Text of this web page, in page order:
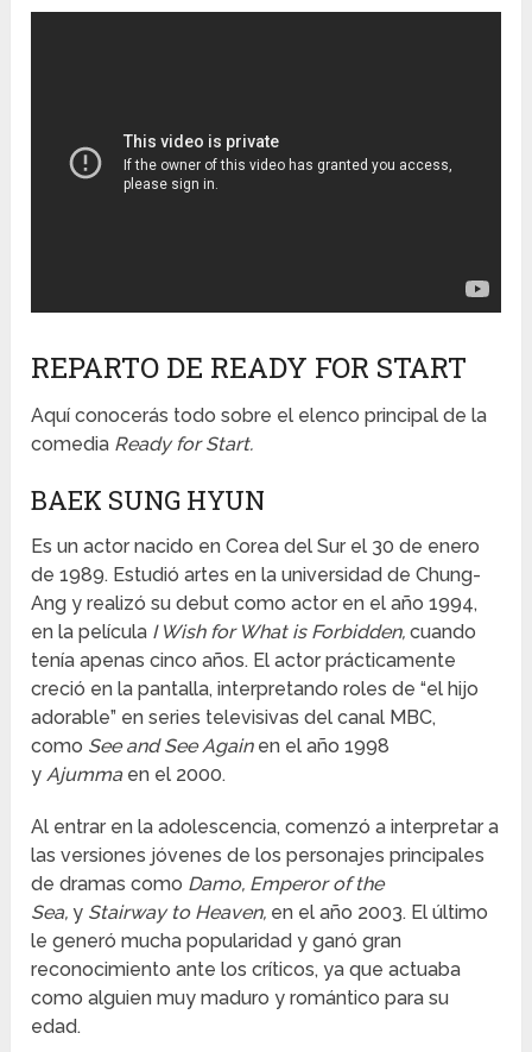
REPARTO DE READY FOR START
Aquí conocerás todo sobre el elenco principal de la
comedia Ready for Start.
BAEK SUNG HYUN
Es un actor nacido en Corea del Sur el 30 de enero
de 1989. Estudió artes en la universidad de Chung-
Ang y realizó su debut como actor en el año 1994,
en la película I Wish for What is Forbidden,cuando
tenía apenas cinco años. El actor prácticamente
creció en la pantalla, interpretando roles de “el hijo
adorable” en series televisivas del canal MBC,
como See and See Again en el año 1998
y Ajumma en el 2000.
Al entrar en la adolescencia, comenzó a interpretar a
las versiones jóvenes de los personajes principales
de dramas como Damo, Emperor of the
Sea,y Stairway to Heaven, en el año 2003. El último
le generó mucha popularidad y ganó gran
reconocimiento ante los críticos, ya que actuaba
como alguien muy maduro y romántico para su
edad.